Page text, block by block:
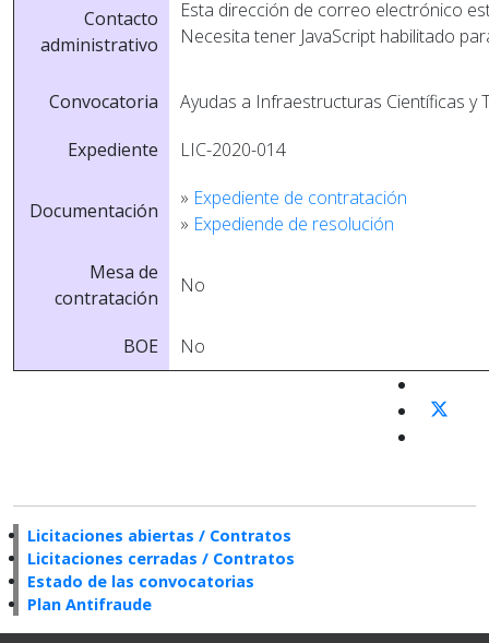
Contacto
administrativo
Esta dirección de correo electrónico
Necesita tener JavaScript habilitado
Convocatoria
Ayudas a Infraestructuras Cientí­ficas y
Expediente
LIC-2020-014
Documentación
» Expediente de contratación
» Expediende de resolución
Mesa de
contratación
No
BOE No
Licitaciones abiertas / Contratos
Licitaciones cerradas / Contratos
Estado de las convocatorias
Plan Antifraude